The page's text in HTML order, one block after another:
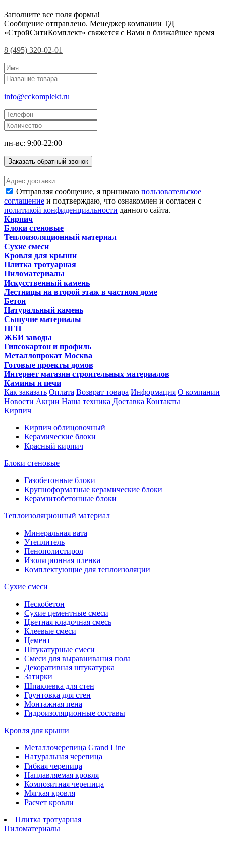
Заполните все поля формы!
Сообщение отправлено. Менеджер компании ТД
«СтройСитиКомплект» свяжется с Вами в ближайшее время
8 (495) 320-02-01
info@cckomplekt.ru
пн-вс: 9:00-22:00
Заказать обратный звонок
Отправляя сообщение, я принимаю пользовательское
соглашение и подтверждаю, что ознакомлен и согласен с
политикой конфиденциальности данного сайта.
Кирпич
Блоки стеновые
Теплоизоляционный материал
Сухие смеси
Кровля для крыши
Плитка тротуарная
Пиломатериалы
Искусственный камень
Лестницы на второй этаж в частном доме
Бетон
Натуральный камень
Сыпучие материалы
ПГП
ЖБИ заводы
Гипсокартон и профиль
Металлопрокат Москва
Готовые проекты домов
Интернет магазин строительных материалов
Камины и печи
Как заказать Оплата Возврат товара Информация О компании
Новости Акции Наша техника Доставка Контакты
Кирпич
Кирпич облицовочный
Керамические блоки
Красный кирпич
Блоки стеновые
Газобетонные блоки
Крупноформатные керамические блоки
Керамзитобетонные блоки
Теплоизоляционный материал
Минеральная вата
Утеплитель
Пенополистирол
Изоляционная пленка
Комплектующие для теплоизоляции
Сухие смеси
Пескобетон
Сухие цементные смеси
Цветная кладочная смесь
Клеевые смеси
Цемент
Штукатурные смеси
Смеси для выравнивания пола
Декоративная штукатурка
Затирки
Шпаклевка для стен
Грунтовка для стен
Монтажная пена
Гидроизоляционные составы
Кровля для крыши
Металлочерепица Grand Line
Натуральная черепица
Гибкая черепица
Наплавляемая кровля
Композитная черепица
Мягкая кровля
Расчет кровли
Плитка тротуарная
Пиломатериалы